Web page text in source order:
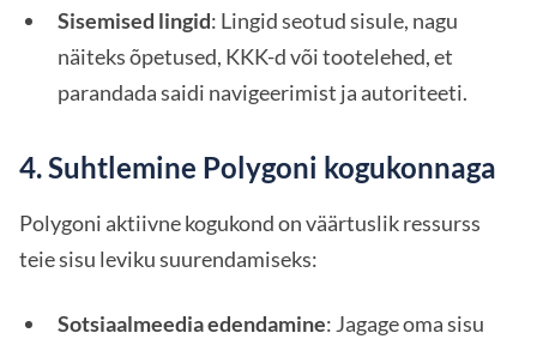
Sisemised lingid: Lingid seotud sisule, nagu
näiteks õpetused, KKK-d või tootelehed, et
parandada saidi navigeerimist ja autoriteeti.
4. Suhtlemine Polygoni kogukonnaga
Polygoni aktiivne kogukond on väärtuslik ressurss
teie sisu leviku suurendamiseks:
Sotsiaalmeedia edendamine: Jagage oma sisu